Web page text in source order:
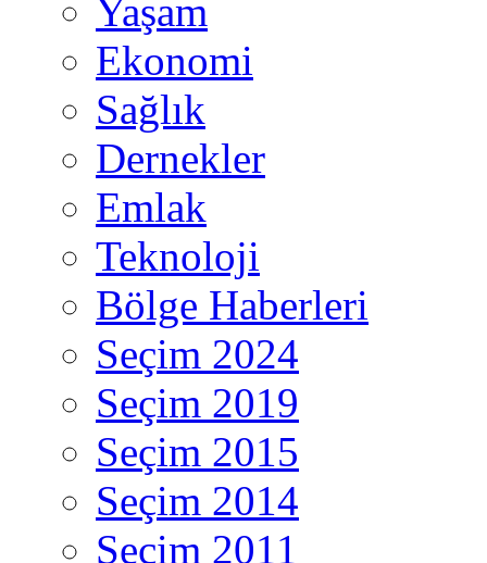
Yaşam
Ekonomi
Sağlık
Dernekler
Emlak
Teknoloji
Bölge Haberleri
Seçim 2024
Seçim 2019
Seçim 2015
Seçim 2014
Seçim 2011